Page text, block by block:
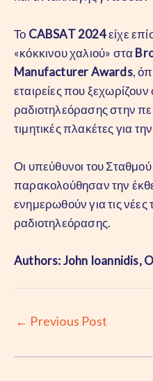
Το CABSAT 2024είχε
«κόκκινου χαλιού» στα
Manufacturer Awards,
εταιρείες που
ραδιοτηλεόρασης στην
τιμητικές πλακέτες για
Οι υπεύθυνοι του
παρακολούθησαν την
ενημερωθούν για τις νέες
ραδιοτηλεόρασης.
Authors: John Ioannidis,
Post
← Previous Post